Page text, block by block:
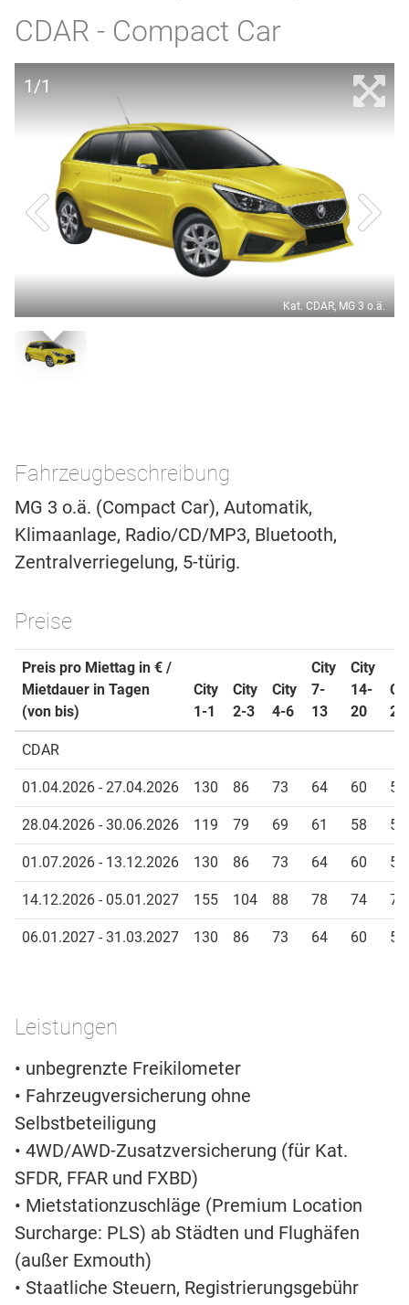
CDAR - Compact Car
1/1
Kat. CDAR, MG 3 o.ä.
Fahrzeugbeschreibung
MG 3 o.ä. (Compact Car), Automatik,
Klimaanlage, Radio/CD/MP3, Bluetooth,
Zentralverriegelung, 5-türig.
Preise
Preis pro Miettag in € /
Mietdauer in Tagen
(von bis)
City
1-1
City
2-3
City
4-6
City
7-
13
City
14-
20
CDAR
01.04.2026 - 27.04.2026 130 86 73 64 60 58
28.04.2026 - 30.06.2026 119 79 69 61 58 56
01.07.2026 - 13.12.2026 130 86 73 64 60 58
14.12.2026 - 05.01.2027 155 104 88 78 74 70
06.01.2027 - 31.03.2027 130 86 73 64 60 58
Leistungen
• unbegrenzte Freikilometer
• Fahrzeugversicherung ohne
Selbstbeteiligung
• 4WD/AWD-Zusatzversicherung (für Kat.
SFDR, FFAR und FXBD)
• Mietstationzuschläge (Premium Location
Surcharge: PLS) ab Städten und Flughäfen
(außer Exmouth)
• Staatliche Steuern, Registrierungsgebühr